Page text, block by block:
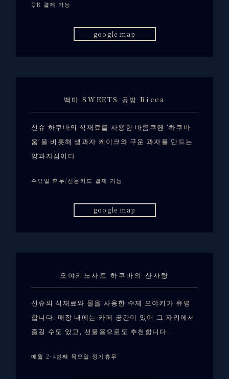
QR 결제 가능
google map
백마 SWEETS 공방 Ricca
신슈 하쿠바의 식재료를 사용한 바름쿠헨 ‘하쿠바
움’을 비롯해 생과자 케이크와 구운 과자를 만드는
양과자점이다.
수요일 휴무/신용카드 결제 가능
google map
오야키노사토 하쿠바의 산사랑
신슈의 식재료와 물을 사용한 수제 오야키가 유명
합니다. 매장 내에는 카페 공간이 있어 그 자리에서
즐길 수도 있고, 선물용으로도 추천합니다.
매월 2·4번째 목요일 정기휴무